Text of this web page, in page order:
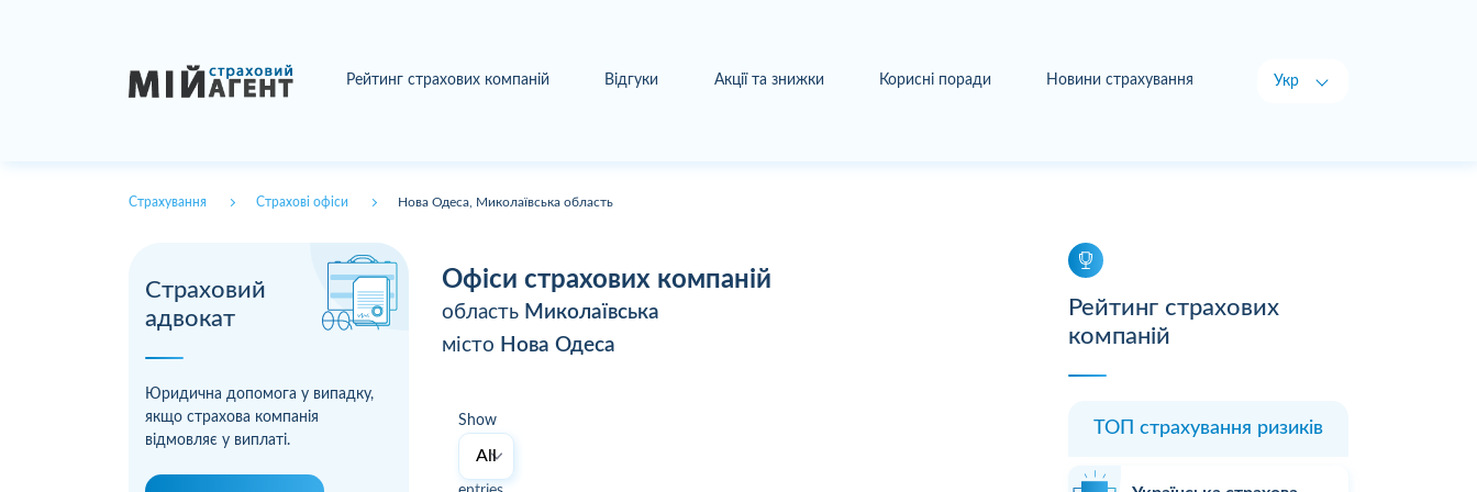
Рейтинг страхових компаній Відгуки Акції та знижки Корисні поради Новини страхування Укр
Страхування Страхові офіси Нова Одеса, Миколаївська область
Страховий
адвокат
Юридична допомога у випадку,
якщо страхова компанія
відмовляє у виплаті.
Офіси страхових компаній
область Миколаївська
місто Нова Одеса
Show
Рейтинг страхових
компаній
ТОП страхування ризиків